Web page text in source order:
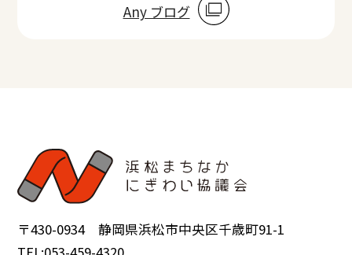
Any ブログ
〒430-0934 静岡県浜松市中央区千歳町91-1